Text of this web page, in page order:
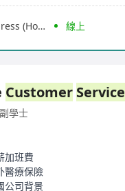
Recruit Express (Hong Kong) Limited 線上
Customer Service
學士
加班費
醫療保險
公司背景